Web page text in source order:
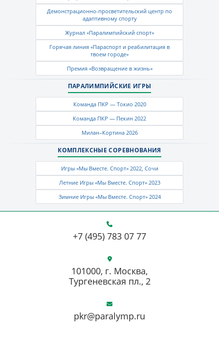
Демонстрационно-просветительский центр по
адаптивному спорту
Журнал «Паралимпийский спорт»
Горячая линия «Параспорт и реабилитация в
твоем городе»
Премия «Возвращение в жизнь»
ПАРАЛИМПИЙСКИЕ ИГРЫ
Команда ПКР — Токио 2020
Команда ПКР — Пекин 2022
Милан–Кортина 2026
КОМПЛЕКСНЫЕ СОРЕВНОВАНИЯ
Игры «Мы Вместе. Спорт» 2022, Сочи
Летние Игры «Мы Вместе. Спорт» 2023
Зимние Игры «Мы Вместе. Спорт» 2024
+7 (495) 783 07 77
pkr@paralymp.ru
101000, г. Москва,
Тургеневская пл., 2